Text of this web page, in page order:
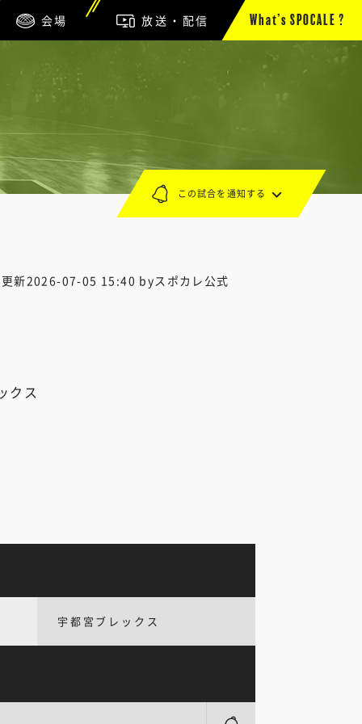
会場 放送・配信 What’s SPOCALE ?
新2026-07-05 15:40 byスポカレ公式
クス
この試合を通知する
宇都宮ブレックス